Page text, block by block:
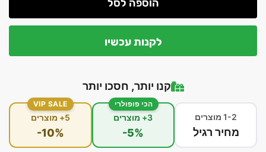
הוספה לסל
לקנות עכשיו
קנו יותר, חסכו יותר
1-2 מוצרים
מחיר רגיל
הכי פופולרי
3+ מוצרים
-5%
VIP SALE
5+ מוצרים
-10%